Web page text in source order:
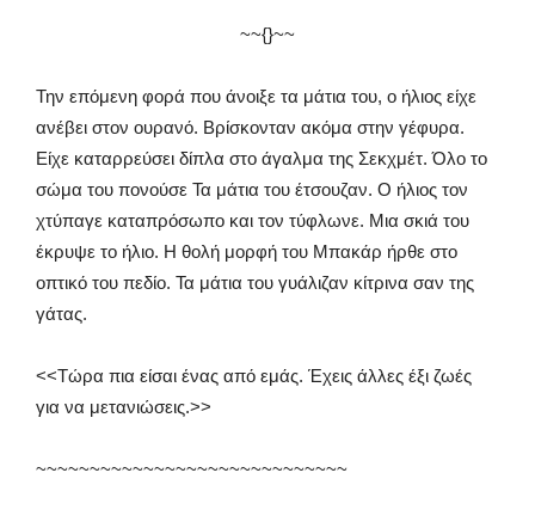
~~{}~~
Την επόμενη φορά που άνοιξε τα μάτια του, ο ήλιος είχε
ανέβει στον ουρανό. Βρίσκονταν ακόμα στην γέφυρα.
Είχε καταρρεύσει δίπλα στο άγαλμα της Σεκχμέτ. Όλο το
σώμα του πονούσε Τα μάτια του έτσουζαν. Ο ήλιος τον
χτύπαγε καταπρόσωπο και τον τύφλωνε. Μια σκιά του
έκρυψε το ήλιο. Η θολή μορφή του Μπακάρ ήρθε στο
οπτικό του πεδίο. Τα μάτια του γυάλιζαν κίτρινα σαν της
γάτας.
<<Τώρα πια είσαι ένας από εμάς. Έχεις άλλες έξι ζωές
για να μετανιώσεις.>>
~~~~~~~~~~~~~~~~~~~~~~~~~~~~~